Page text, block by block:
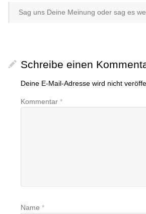
Sag uns Deine Meinung oder sag es
Schreibe einen
Deine E-Mail-Adresse wird nicht
Kommentar *
Name *